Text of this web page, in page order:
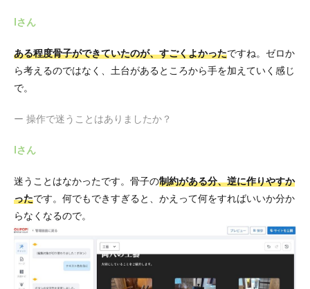
Iさん
ある程度骨子ができていたのが、すごくよかったですね。ゼロか
ら考えるのではなく、土台があるところから手を加えていく感じ
で。
ー 操作で迷うことはありましたか？
Iさん
迷うことはなかったです。骨子の制約がある分、逆に作りやすか
ったです。何でもできすぎると、かえって何をすればいいか分か
らなくなるので。